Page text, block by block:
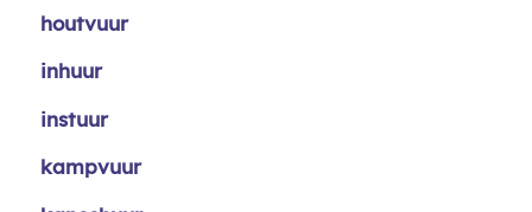
houtvuur
inhuur
instuur
kampvuur